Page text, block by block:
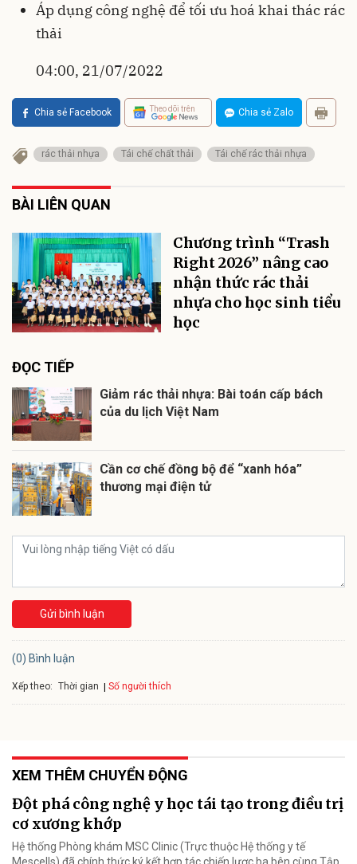
Áp dụng công nghệ để tối ưu hoá khai thác rác
thải
04:00, 21/07/2022
Chia sẻ Facebook Theo dõi trên Chia sẻ Zalo
rác thải nhựa Tái chế chất thải Tái chế rác thải nhựa
BÀI LIÊN QUAN
Chương trình “Trash
Right 2026” nâng cao
nhận thức rác thải
nhựa cho học sinh tiểu
học
ĐỌC TIẾP
Giảm rác thải nhựa: Bài toán cấp bách
của du lịch Việt Nam
Cần cơ chế đồng bộ để “xanh hóa”
thương mại điện tử
Gửi bình luận
(0) Bình luận
Xếp theo: Thời gian Số người thích
XEM THÊM CHUYỂN ĐỘNG
Đột phá công nghệ y học tái tạo trong điều trị
cơ xương khớp
Hệ thống Phòng khám MSC Clinic (Trực thuộc Hệ thống y tế